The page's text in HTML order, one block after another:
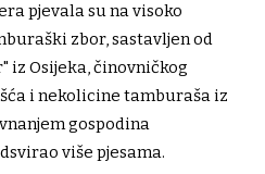
pjevala su na visoko
zbor, sastavljen od
iz Osijeka, činovničkog
i nekolicine tamburaša iz
gospodina
više pjesama.